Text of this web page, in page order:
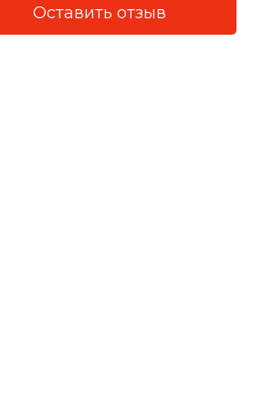
Оставить отзыв